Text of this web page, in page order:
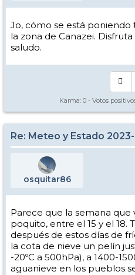
Jo, cómo se está
la zona de Canazei.
saludo.
Karma: 0 - Votos
Re: Meteo y Estado
osquitar86
Parece que la semana
poquito, entre el 15 y el 18.
después de estos días de
la cota de nieve un pelín
-20ºC a 500hPa), a 1400-
aguanieve en los pueblos